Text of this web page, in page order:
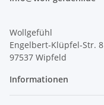
Wollgefühl
Engelbert-Klüpfel-Str. 8
97537 Wipfeld
Informationen